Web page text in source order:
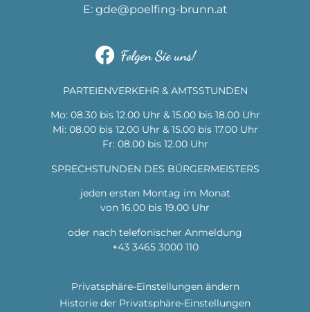
E: gde@poelfing-brunn.at
Folgen Sie uns!
PARTEIENVERKEHR & AMTSSTUNDEN
Mo: 08.30 bis 12.00 Uhr & 15.00 bis 18.00 Uhr
Mi: 08.00 bis 12.00 Uhr & 15.00 bis 17.00 Uhr
Fr: 08.00 bis 12.00 Uhr
SPRECHSTUNDEN DES BÜRGERMEISTERS
jeden ersten Montag im Monat
von 16.00 bis 19.00 Uhr
oder nach telefonischer Anmeldung
+43 3465 3000 110
Privatsphäre-Einstellungen ändern
Historie der Privatsphäre-Einstellungen